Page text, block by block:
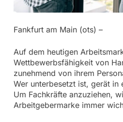
Fankfurt am Main (ots) –
Auf dem heutigen
Wettbewerbsfähigkeit von
zunehmend von ihrem
Wer unterbesetzt ist, gerät in
Um Fachkräfte anzuziehen,
Arbeitgebermarke immer